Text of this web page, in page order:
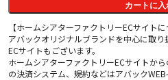
カートに入
【ホームシアターファクトリーECサイトに
アバックオリジナルブランドを中心に取
ECサイトもございます。
ホームシアターファクトリーECサイトか
の決済システム、規約などはアバックWEB-